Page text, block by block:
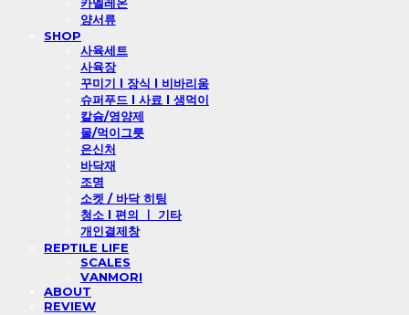
카멜레온
양서류
SHOP
사육세트
사육장
꾸미기 l 장식 l 비바리움
슈퍼푸드 l 사료 l 생먹이
칼슘/영양제
물/먹이그릇
은신처
바닥재
조명
소켓 / 바닥 히팅
청소 l 편의 ㅣ 기타
개인결제창
REPTILE LIFE
SCALES
VANMORI
ABOUT
REVIEW